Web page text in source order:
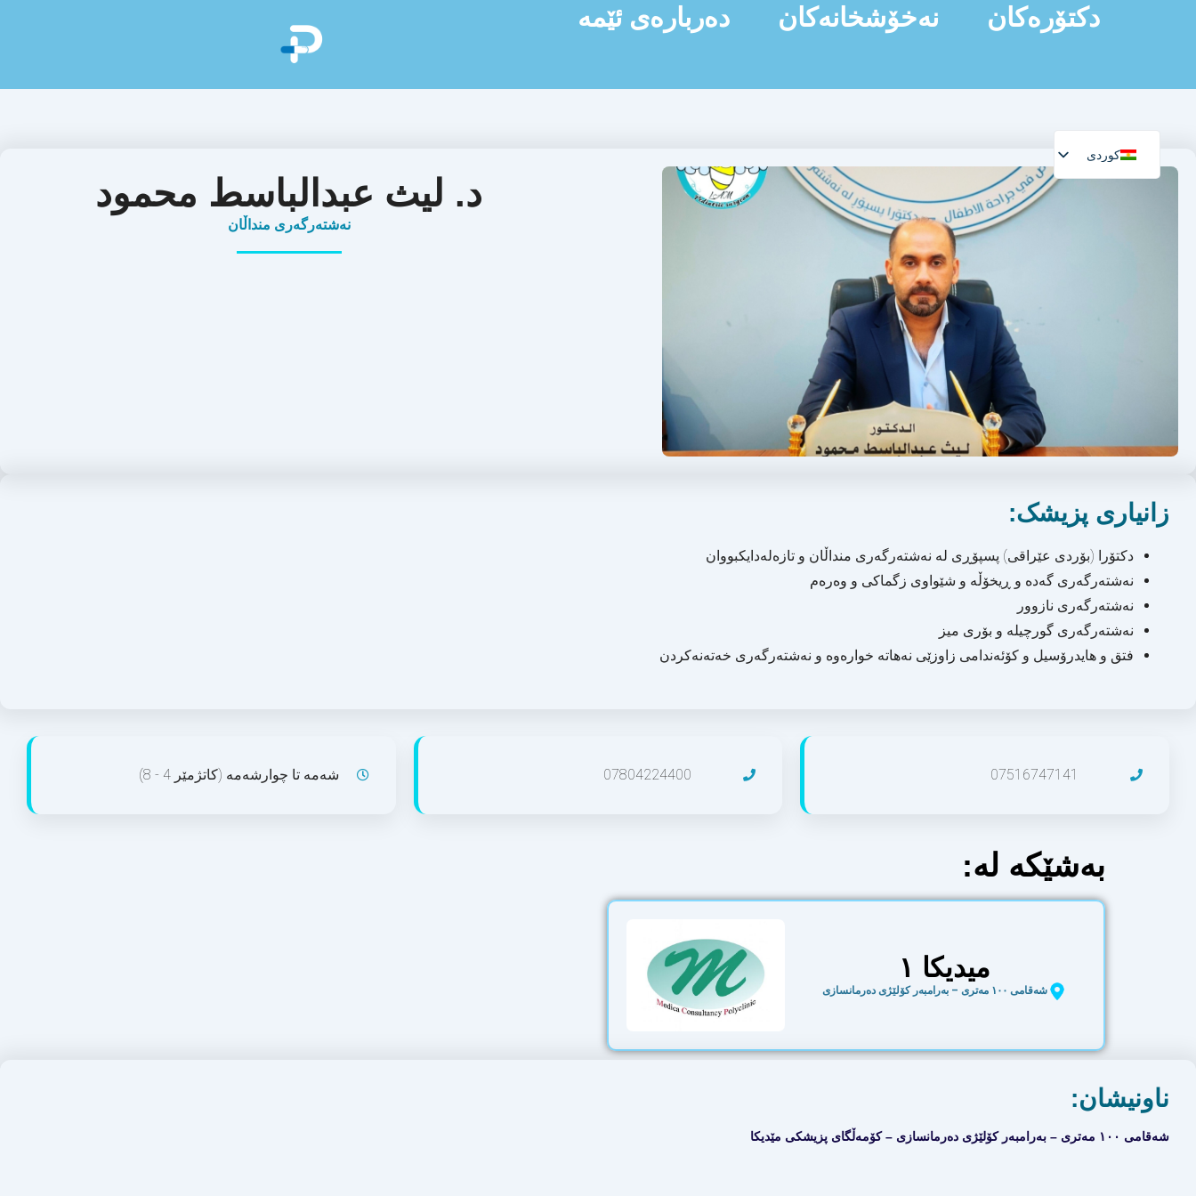
دکتۆرەکان نەخۆشخانەکان دەربارەی ئێمە
د. ليث عبدالباسط محمود
نەشتەرگەری منداڵان
زانیاری پزیشک:
دکتۆرا (بۆردی عێراقی) پسپۆڕی لە نەشتەرگەری منداڵان و تازەلەدایکبووان
نەشتەرگەری گەدە و ڕیخۆڵە و شێواوی زگماکی و وەرەم
نەشتەرگەری نازوور
نەشتەرگەری گورچیلە و بۆری میز
فتق و هایدرۆسیل و کۆئەندامی زاوزێی نەهاتە خوارەوە و نەشتەرگەری خەتەنەکردن
07516747141
07804224400 شەمە تا چوارشەمە (کاتژمێر 4 - 8)
بەشێکە لە:
میدیکا ١
شەقامی ١٠٠ مەتری – بەرامبەر کۆلێژی دەرمانسازی
ناونیشان:
شەقامی ١٠٠ مەتری – بەرامبەر کۆلێژی دەرمانسازی – کۆمەڵگای پزیشکی مێدیکا
کوردی